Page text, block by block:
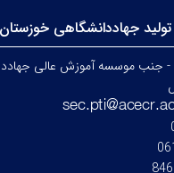
جهاددانشگاهی خوزستان
- جنب موسسه آموزش عالی